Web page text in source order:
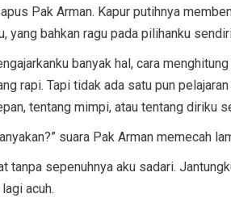
Pak Arman. Kapur putihnya
yang bahkan ragu pada pilihanku
banyak hal, cara
rapi. Tapi tidak ada satu pun
tentang mimpi, atau tentang diriku
suara Pak Arman memecah
tanpa sepenuhnya aku sadari.
acuh.